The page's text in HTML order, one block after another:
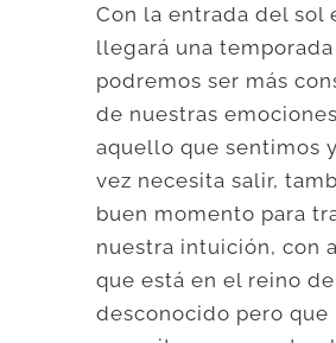
Con la entrada del sol
llegará una
podremos ser más
de nuestras
aquello que sentimos
vez necesita salir,
buen momento para
nuestra intuición, con
que está en el reino
desconocido pero que